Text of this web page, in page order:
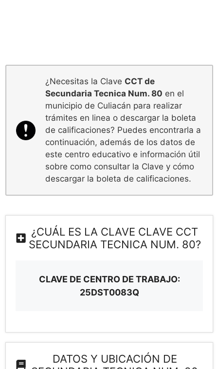
¿Necesitas la Clave CCT de
Secundaria Tecnica Num. 80 en el
municipio de Culiacán para realizar
trámites en linea o descargar la boleta
de calificaciones? Puedes encontrarla a
continuación, además de los datos de
este centro educativo e información útil
sobre como consultar la Clave y cómo
descargar la boleta de calificaciones.
¿CUÁL ES LA CLAVE CLAVE CCT
SECUNDARIA TECNICA NUM. 80?
CLAVE DE CENTRO DE TRABAJO:
25DST0083Q
DATOS Y UBICACIÓN DE